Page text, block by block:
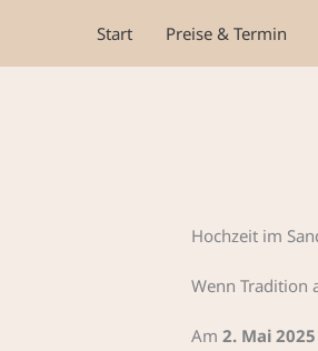
springen
Start Preise & Termin
Hochzeit im
Wenn Tradition
Am2. Mai 2025